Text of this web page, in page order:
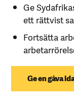
Ge
ett rättvist
Fortsätta
Ge en gåva